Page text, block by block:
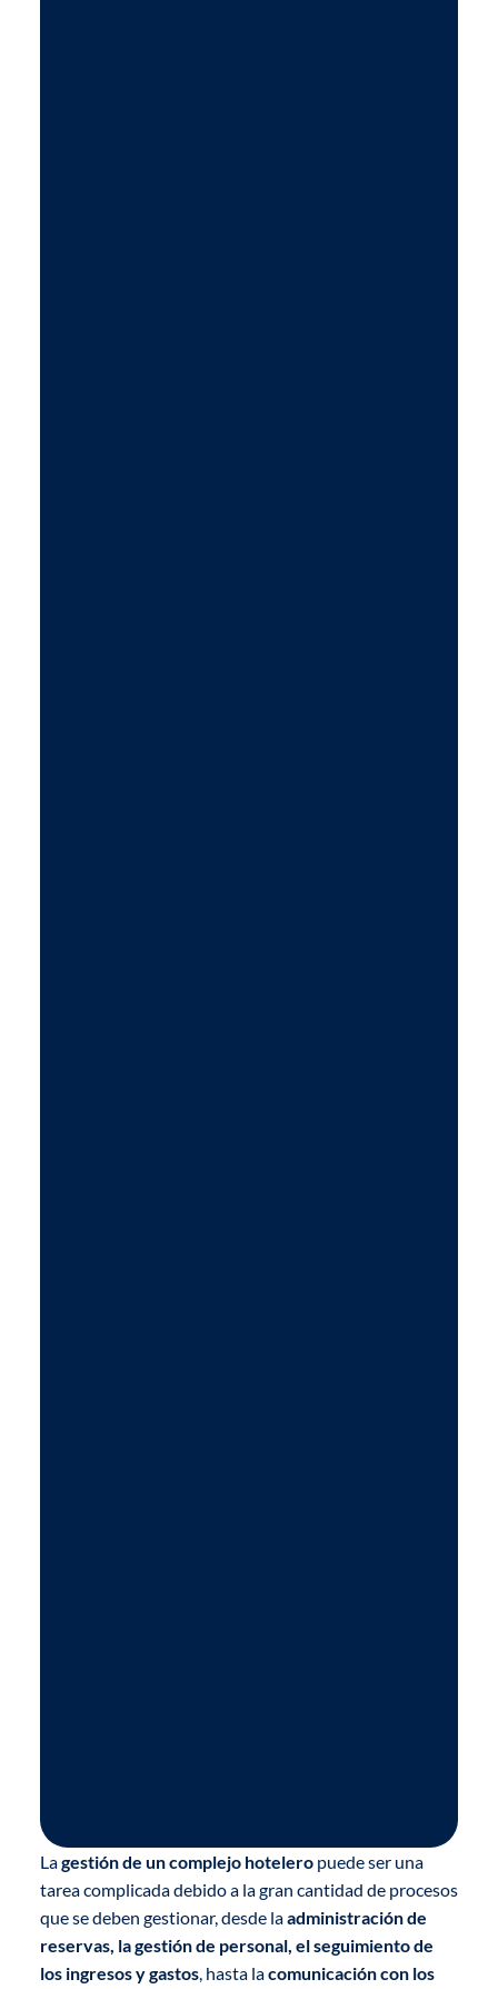
Lagestión de un complejo hoteleropuede ser una
tarea complicada debido a la gran cantidad de procesos
que se deben gestionar, desde laadministración de
reservas, la gestión de personal, el seguimiento de
los ingresos y gastos, hasta lacomunicación con los